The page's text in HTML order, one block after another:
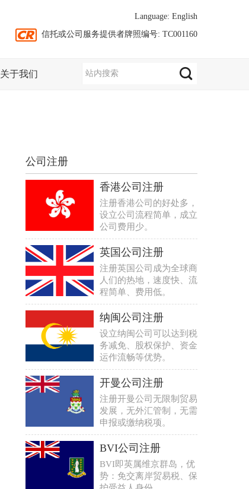
Language: English
信托或公司服务提供者牌照编号: TC001160
关于我们
公司注册
香港公司注册
注册香港公司的好处多，
设立公司流程简单，成立
公司费用少。
英国公司注册
注册英国公司成为全球商
人们的热地，速度快、流
程简单、费用低。
纳闽公司注册
设立纳闽公司可以达到税
务减免、股权保护、资金
运作流畅等优势。
开曼公司注册
注册开曼公司无限制贸易
发展，无外汇管制，无需
申报或缴纳税项。
BVI公司注册
BVI即英属维京群岛，优
势：免交离岸贸易税、保